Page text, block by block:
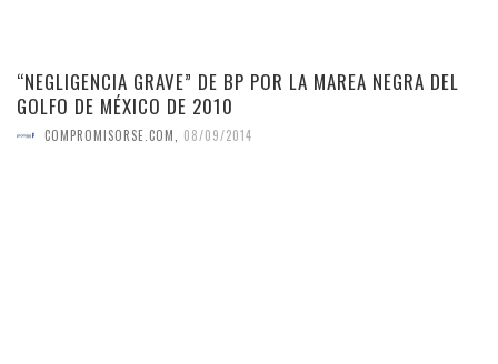
“NEGLIGENCIA GRAVE” DE BP POR LA MAREA NEGRA DEL
GOLFO DE MÉXICO DE 2010
COMPROMISORSE.COM 08/09/2014